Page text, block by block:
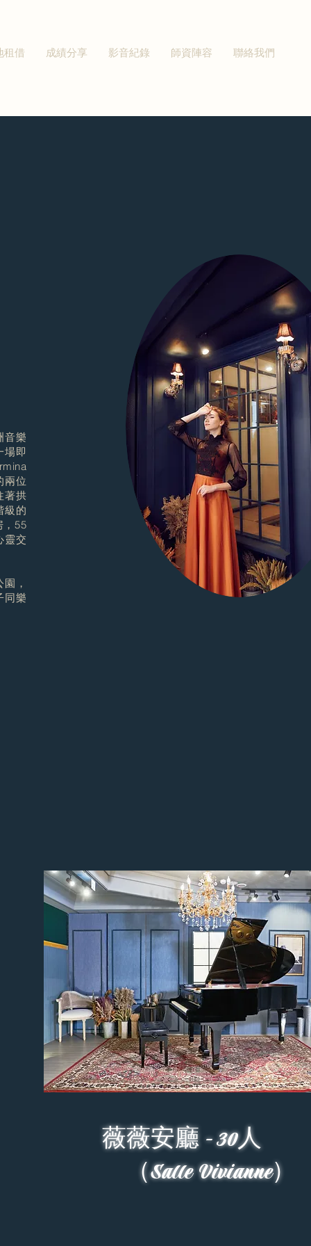
租借 成績分享 影音紀錄 師資陣容 聯絡我們
音樂
場即
兩位
著拱
級的
，55
靈交
，
同樂
薇薇安廳 - 30人
（Salle Vivianne）